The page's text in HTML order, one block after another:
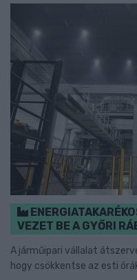
VEZET BE A GYŐRI
A járműipari vállalat
hogy csökkentse az esti